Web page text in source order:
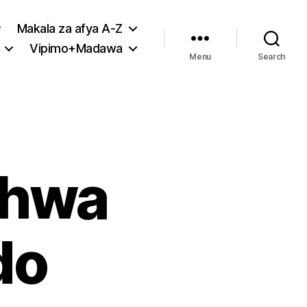
Makala za afya A-Z
Vipimo+Madawa
Menu Search